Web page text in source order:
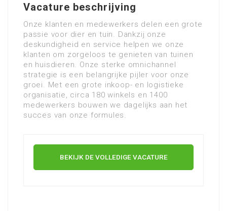
Vacature beschrijving
Onze klanten en medewerkers delen een grote
passie voor dier en tuin. Dankzij onze
deskundigheid en service helpen we onze
klanten om zorgeloos te genieten van tuinen
en huisdieren. Onze sterke omnichannel
strategie is een belangrijke pijler voor onze
groei. Met een grote inkoop- en logistieke
organisatie, circa 180 winkels en 1400
medewerkers bouwen we dagelijks aan het
succes van onze formules.
BEKIJK DE VOLLEDIGE VACATURE